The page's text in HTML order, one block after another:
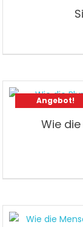
Angebot!
Wie